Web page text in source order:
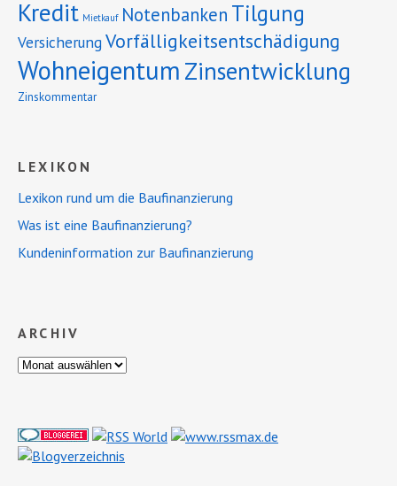
Kredit Mietkauf Notenbanken Tilgung
VersicherungVorfälligkeitsentschädigung
Wohneigentum Zinsentwicklung
Zinskommentar
LEXIKON
Lexikon rund um die Baufinanzierung
Was ist eine Baufinanzierung?
Kundeninformation zur Baufinanzierung
ARCHIV